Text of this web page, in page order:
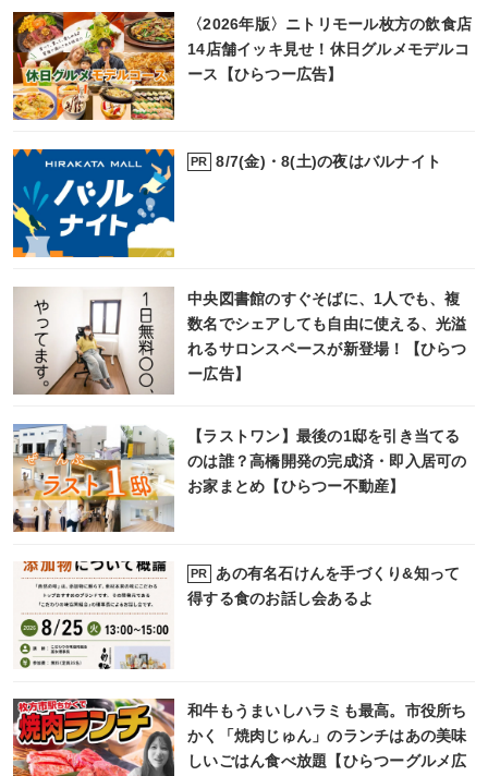
〈2026年版〉ニトリモール枚方の飲食店
14店舗イッキ見せ！休日グルメモデルコ
ース【ひらつー広告】
PR 8/7(金)・8(土)の夜はバルナイト
中央図書館のすぐそばに、1人でも、複
数名でシェアしても自由に使える、光溢
れるサロンスペースが新登場！【ひらつ
ー広告】
【ラストワン】最後の1邸を引き当てる
のは誰？高橋開発の完成済・即入居可の
お家まとめ【ひらつー不動産】
PR
あの有名石けんを手づくり&知って
得する食のお話し会あるよ
和牛もうまいしハラミも最高。市役所ち
かく「焼肉じゅん」のランチはあの美味
しいごはん食べ放題【ひらつーグルメ広